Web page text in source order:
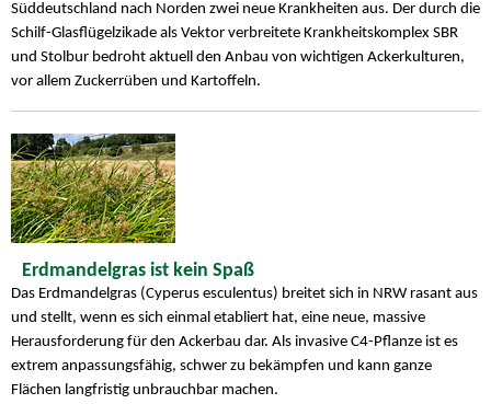
Süddeutschland nach Norden zwei neue Krankheiten aus. Der durch die
Schilf-Glasflügelzikade als Vektor verbreitete Krankheitskomplex SBR
und Stolbur bedroht aktuell den Anbau von wichtigen Ackerkulturen,
vor allem Zuckerrüben und Kartoffeln.
Erdmandelgras ist kein Spaß
Das Erdmandelgras (Cyperus esculentus) breitet sich in NRW rasant aus
und stellt, wenn es sich einmal etabliert hat, eine neue, massive
Herausforderung für den Ackerbau dar. Als invasive C4-Pflanze ist es
extrem anpassungsfähig, schwer zu bekämpfen und kann ganze
Flächen langfristig unbrauchbar machen.